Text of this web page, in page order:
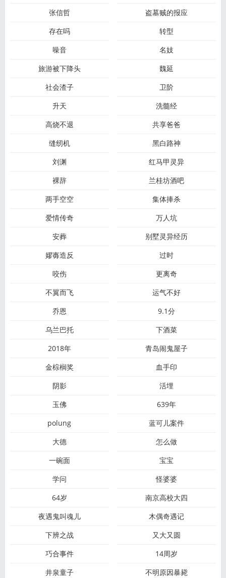
张信哲
盗墓贼的报应
存在吗
转型
噪音
名妓
旅游被下降头
魏延
社会渣子
卫阶
升天
洗髓经
高烧不退
共享爸爸
缝纫机
黑白路神
刘渊
红马甲灵异
裸辞
兰桂坊酒吧
两手空空
集体捧杀
爱情传奇
万人坑
安葬
别墅灵异经历
嫪毐造反
过时
咬伤
更离奇
不翼而飞
运气不好
乔恩
9.1分
乌兰巴托
下酒菜
2018年
青岛闹鬼屋子
金棕榈奖
血手印
阴影
活埋
玉佛
639年
polung
蓝可儿案件
大德
怎么做
一碗面
宝宝
学问
怪婆婆
64岁
南京高校大四
夜遇鬼叫魂儿
木偶奇遇记
下辨之战
又大又圆
巧合事件
14周岁
井泉童子
不明原因暴毙